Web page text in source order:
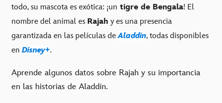
todo, su mascota es exótica: ¡un tigre de Bengala! El
nombre del animal es Rajah y es una presencia
garantizada en las películas deAladdin, todas disponibles
en Disney+.
Aprende algunos datos sobre Rajah y su importancia
en las historias de Aladdín.